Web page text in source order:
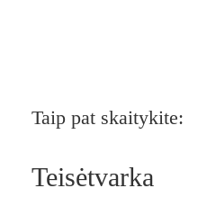
Taip pat skaitykite:
Teisėtvarka